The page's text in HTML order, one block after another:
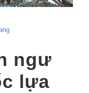
ngư
lựa